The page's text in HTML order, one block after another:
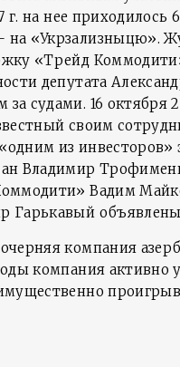
г. на нее приходилось
«Укрзализныцю».
«Трейд
депутата
судами. 16 октября
своим
«одним из
Владимир
Вадим
Гарькавый
компания
компания активно